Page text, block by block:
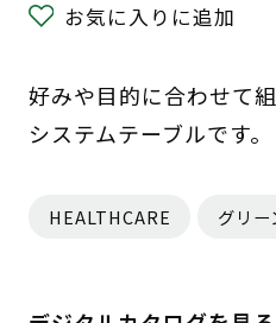
お気に入りに追加
好みや目的に合わせて
システムテーブルです。
HEALTHCARE グリ